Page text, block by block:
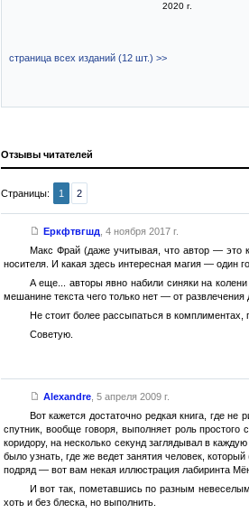
2020 г.
страница всех изданий (12 шт.) >>
Отзывы читателей
Страницы: 1 2
Еркфтвгшд 4 ноября 2017 г.
Макс Фрай (даже учитывая, что автор — это
носителя. И какая здесь интересная магия — один
А еще... авторы явно набили синяки на
мешанине текста чего только нет — от
Не стоит более рассыпаться в комплиментах,
Советую.
Alexandre, 5 апреля 2009 г.
Вот кажется достаточно редкая книга, где
спутник, вообще говоря, выполняет роль простого
коридору, на несколько секунд заглядывал в
было узнать, где же ведет занятия человек,
подряд — вот вам некая иллюстрация лабиринта
И вот так, пометавшись по разным
хоть и без блеска, но выполнить.